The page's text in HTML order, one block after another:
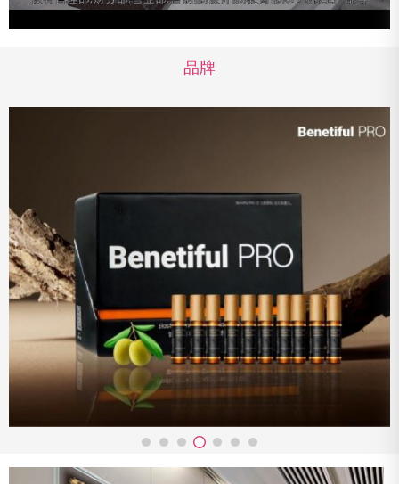
品牌